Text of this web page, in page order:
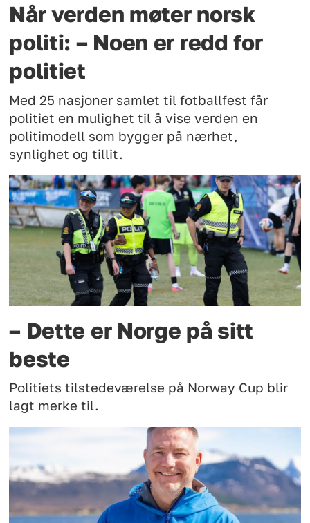
Når verden møter norsk
politi: – Noen er redd for
politiet
Med 25 nasjoner samlet til fotballfest får
politiet en mulighet til å vise verden en
politimodell som bygger på nærhet,
synlighet og tillit.
– Dette er Norge på sitt
beste
Politiets tilstedeværelse på Norway Cup blir
lagt merke til.